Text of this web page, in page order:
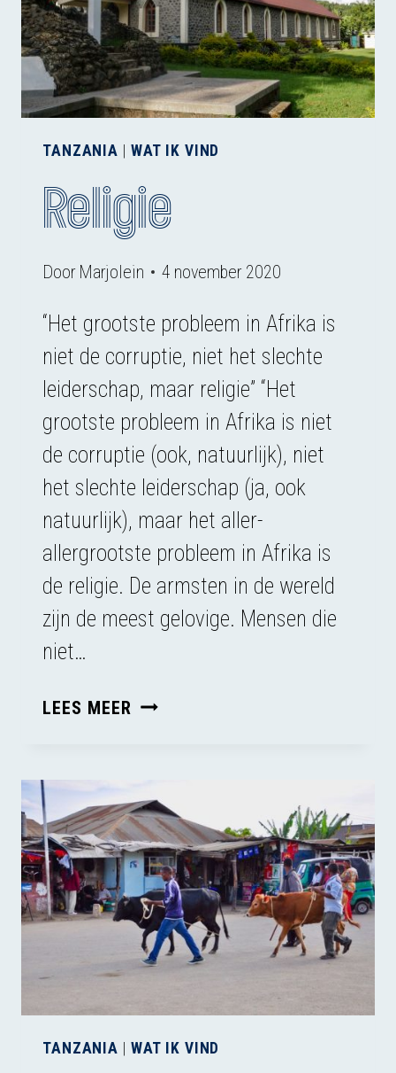
TANZANIA WAT IK VIND
Religie
Door Marjolein 4 november 2020
“Het grootste probleem in Afrika is
niet de corruptie, niet het slechte
leiderschap, maar religie” “Het
grootste probleem in Afrika is niet
de corruptie (ook, natuurlijk), niet
het slechte leiderschap (ja, ook
natuurlijk), maar het aller-
allergrootste probleem in Afrika is
de religie. De armsten in de wereld
zijn de meest gelovige. Mensen die
niet…
LEES MEER RELIGIE
TANZANIA WAT IK VIND